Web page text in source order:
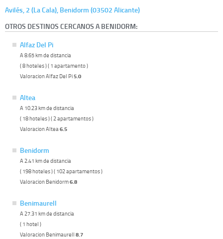
Avilés, 2 (La Cala), Benidorm (03502 Alicante)
OTROS DESTINOS CERCANOS A BENIDORM:
Alfaz Del Pi
A 8.65 km de distancia
( 8 hoteles ) ( 1 apartamento )
Valoracion Alfaz Del Pi5.0
Altea
A 10.23 km de distancia
( 18 hoteles ) ( 2 apartamentos )
Valoracion Altea 6.5
Benidorm
A 2.41 km de distancia
( 198 hoteles ) ( 102 apartamentos )
Valoracion Benidorm6.8
Benimaurell
A 27.31 km de distancia
( 1 hotel )
Valoracion Benimaurell 8.7